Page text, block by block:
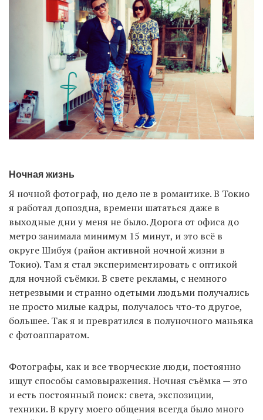
Ночная жизнь
Я ночной фотограф, но дело не в романтике. В Токио
я работал допоздна, времени шататься даже в
выходные дни у меня не было. Дорога от офиса до
метро занимала минимум 15 минут, и это всё в
округе Шибуя (район активной ночной жизни в
Токио). Там я стал экспериментировать с оптикой
для ночной съёмки. В свете рекламы, с немного
нетрезвыми и странно одетыми людьми получались
не просто милые кадры, получалось что-то другое,
большее. Так я и превратился в полуночного маньяка
с фотоаппаратом.
Фотографы, как и все творческие люди, постоянно
ищут способы самовыражения. Ночная съёмка — это
и есть постоянный поиск: света, экспозиции,
техники. В кругу моего общения всегда было много